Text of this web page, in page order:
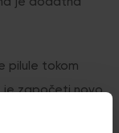
pilule tokom
započeti novo
dodatnu